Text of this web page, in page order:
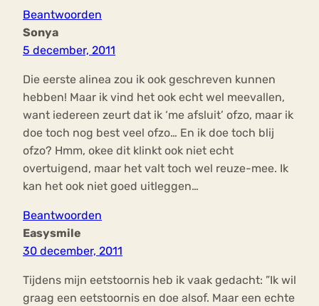
Beantwoorden
Sonya
5 december, 2011
Die eerste alinea zou ik ook geschreven kunnen
hebben! Maar ik vind het ook echt wel meevallen,
want iedereen zeurt dat ik ‘me afsluit’ ofzo, maar ik
doe toch nog best veel ofzo… En ik doe toch blij
ofzo? Hmm, okee dit klinkt ook niet echt
overtuigend, maar het valt toch wel reuze-mee. Ik
kan het ook niet goed uitleggen…
Beantwoorden
Easysmile
30 december, 2011
Tijdens mijn eetstoornis heb ik vaak gedacht: ”Ik wil
graag een eetstoornis en doe alsof. Maar een echte